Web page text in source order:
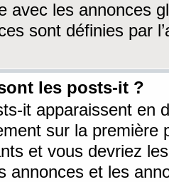
avec les annonces
sont définies par
les posts-it ?
it apparaissent en
sur la première
et vous devriez
annonces et les